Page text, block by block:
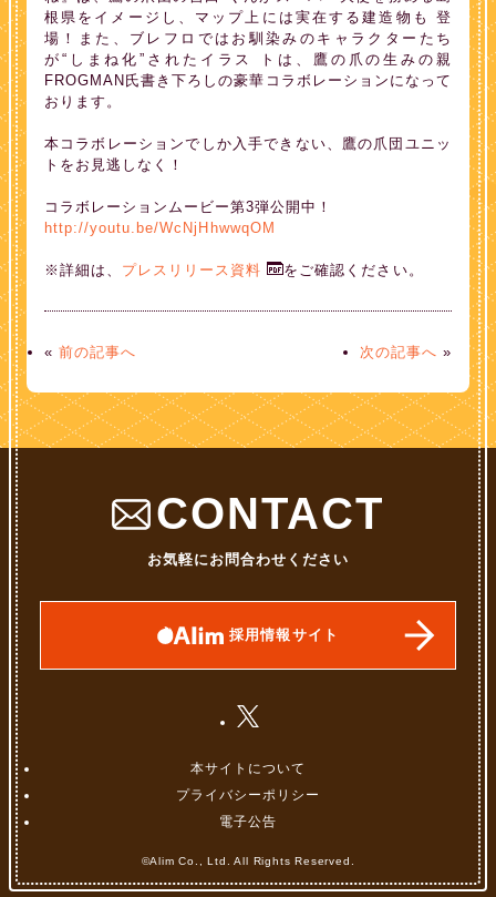
根県をイメージし、マップ上には実在する建造物も 登
場！また、ブレフロではお馴染みのキャラクターたち
が“しまね化”されたイラス トは、鷹の爪の生みの親
FROGMAN氏書き下ろしの豪華コラボレーションになって
おります。
本コラボレーションでしか入手できない、鷹の爪団ユニッ
トをお見逃しなく！
コラボレーションムービー第3弾公開中！
http://youtu.be/WcNjHhwwqOM
※詳細は、 プレスリリース資料 をご確認ください。
«前の記事へ 次の記事へ »
CONTACT
お気軽にお問合わせください
採用情報サイト
本サイトについて
プライバシーポリシー
電子公告
©Alim Co., Ltd. All Rights Reserved.